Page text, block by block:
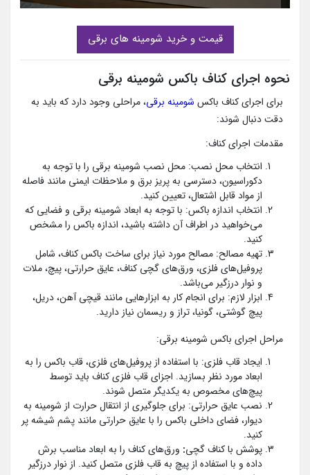
قیمت و خرید شومینه های برقی
نحوه اجرای کناف باکس شومینه برقی
برای اجرای کناف باکس شومینه برقی، مراحلی وجود دارد که باید به
دقت دنبال شوند:
مقدمات اجرای کناف:
انتخاب محل نصب: محل نصب شومینه برقی را با توجه به
دکوراسیون، دسترسی به پریز برق و ملاحظات ایمنی مانند فاصله
از مواد قابل اشتعال، تعیین کنید.
انتخاب اندازه باکس: با توجه به ابعاد شومینه برقی و فضایی که
می‌خواهید در اطراف آن داشته باشید، اندازه باکس را مشخص
کنید.
تهیه مصالح: مصالح مورد نیاز برای ساخت باکس کناف، شامل
پروفیل‌های فلزی، ورق‌های گچی کناف، عایق حرارتی، پیچ، ملات
و نوار درزگیر می‌باشد.
ابزار لازم: برای انجام کار به ابزارهایی مانند قیچی آهن، دریل،
پیچ گوشتی، گونیا، تراز و ریسمان نیاز دارید.
مراحل اجرای باکس شومینه برقی:
ایجاد قاب فلزی: با استفاده از پروفیل‌های فلزی، قاب باکس را به
ابعاد مورد نظر بسازید. اجزای قاب فلزی کناف باید توسط
پیچ‌های مخصوص به یکدیگر متصل شوند.
نصب عایق حرارتی: برای جلوگیری از انتقال حرارت از شومینه به
دیوار، فضای داخلی باکس را با عایق حرارتی مانند پشم شیشه پر
کنید.
پوشش با کناف گچی: ورق‌های کناف را به ابعاد مناسب برش
داده و با استفاده از پیچ به قاب فلزی متصل کنید. از نوار درزگیر